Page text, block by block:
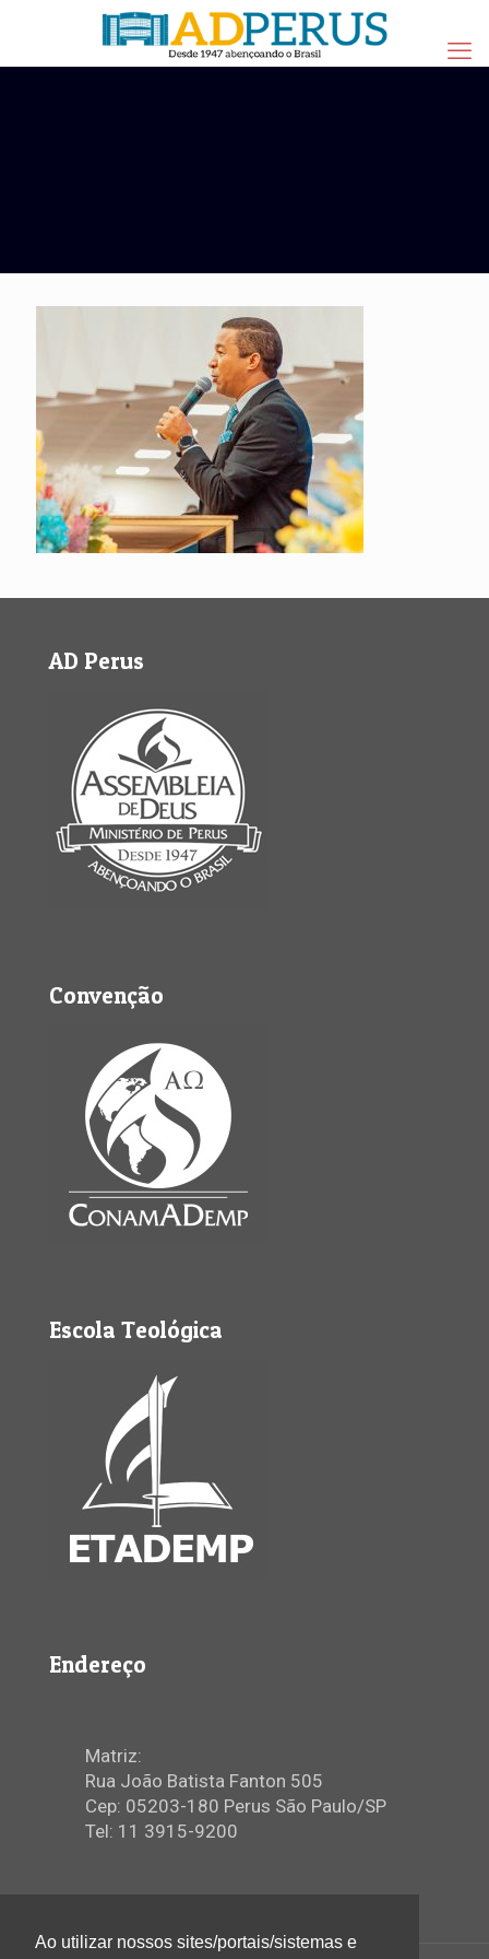
AD Perus
Convenção
Escola Teológica
Endereço
Matriz:
Rua João Batista Fanton 505
Cep: 05203-180 Perus São Paulo/SP
Tel: 11 3915-9200
Ao utilizar nossos sites/portais/sistemas e